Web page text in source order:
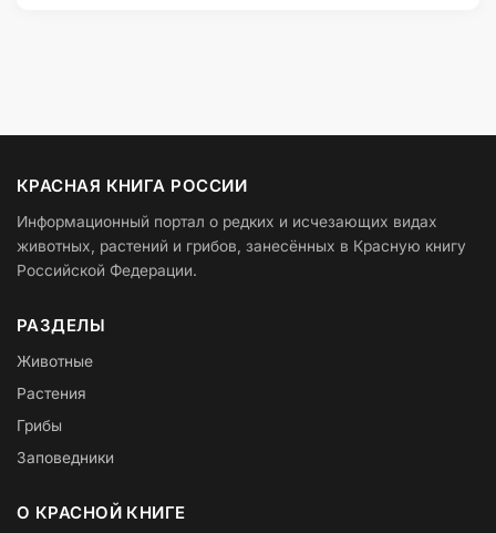
КРАСНАЯ КНИГА РОССИИ
Информационный портал о редких и исчезающих видах
животных, растений и грибов, занесённых в Красную книгу
Российской Федерации.
РАЗДЕЛЫ
Животные
Растения
Грибы
Заповедники
О КРАСНОЙ КНИГЕ